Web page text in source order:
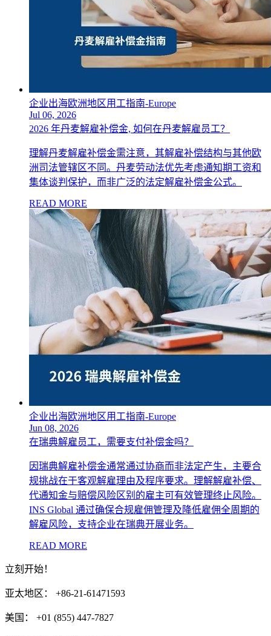
企业出海欧洲地区用工指南-Europe
Jul 06, 2026
2026 年丹麦解雇补偿金, 如何在丹麦解雇员工？
理解丹麦解雇补偿金需注意，其解雇补偿结构与其他欧
洲司法管辖区不同。丹麦劳动法优先考虑通知期工资和
集体谈判保护，而非广泛的法定解雇补偿金公式。
READ MORE
企业出海欧洲地区用工指南-Europe
Jun 08, 2026
在瑞典解雇员工，需要支付补偿金吗？
因瑞典解雇补偿金通常通过协商而非法定产生，主要合
规挑战在于客观解雇理由及程序要求。理解解雇补偿、
代通知金与赔偿风险区别的雇主可有效管理终止风险。
INS Global 通过确保合规雇佣管理及降低雇佣全周期的
解雇风险，支持企业在瑞典开展业务。
READ MORE
立刻开始！
亚太地区： +86-21-61471593
美国： +01 (855) 447-7827